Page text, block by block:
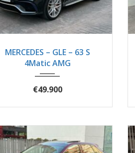
MERCEDES – GLE – 63 S
4Matic AMG
€49.900